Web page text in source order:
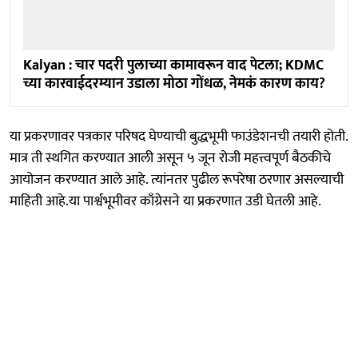
Kalyan : चार पदरी पुलाच्या कामावरून वाद पेटला; KDMC
च्या कारवाईदरम्यान उडाला मोठा गोंधळ, नेमकं कारण काय?
या प्रकरणावर पत्रकार परिषद घेण्याची बुद्धभूमी फाउंडेशनची तयारी होती.
मात्र ती स्थगित करण्यात आली असून ५ जून रोजी महत्त्वपूर्ण बैठकीचे
आयोजन करण्यात आले आहे. त्यांनतर पुढील रूपरेषा ठरणार असल्याची
माहिती आहे.या पार्श्वभूमीवर काँग्रेसने या प्रकरणात उडी घेतली आहे.